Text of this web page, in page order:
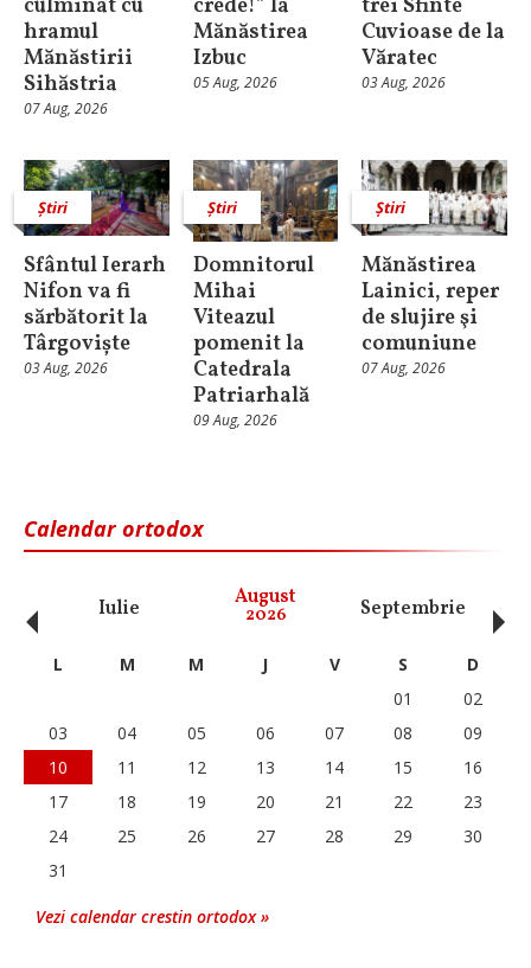
culminat cu
hramul
Mănăstirii
Sihăstria
07 Aug, 2026
crede!” la
Mănăstirea
Izbuc
05 Aug, 2026
trei Sfinte
Cuvioase de la
Văratec
03 Aug, 2026
Știri
Sfântul Ierarh
Nifon va fi
sărbătorit la
Târgoviște
03 Aug, 2026
Știri
Domnitorul
Mihai
Viteazul
pomenit la
Catedrala
Patriarhală
09 Aug, 2026
Știri
Mănăstirea
Lainici, reper
de slujire şi
comuniune
07 Aug, 2026
Calendar ortodox
Iulie August
2026 Septembrie
‹ L M M J V S
D
01
02
03
04 05 06 07 08
09
10
11 12 13 14 15
16
17
18 19 20 21 22
23
24
25 26 27 28 29
30
31
Vezi calendar crestin ortodox »